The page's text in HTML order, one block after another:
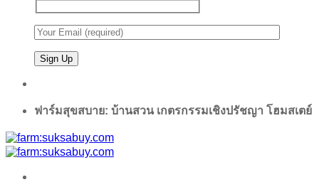
ฟาร์มสุขสบาย: บ้านสวน เกตรกรรมเชิงปรัชญา โฮมสเตย์